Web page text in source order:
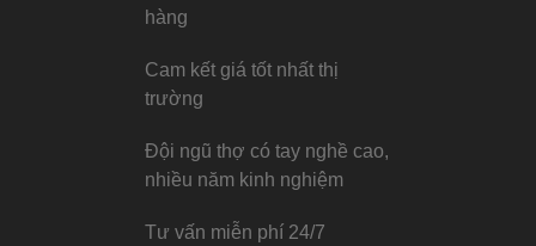
hàng
Cam kết giá tốt nhất thị
trường
Đội ngũ thợ có tay nghề cao,
nhiều năm kinh nghiệm
Tư vấn miễn phí 24/7